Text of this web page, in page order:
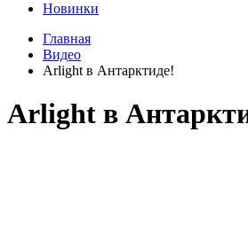
Новинки
Главная
Видео
Arlight в Антарктиде!
Arlight в